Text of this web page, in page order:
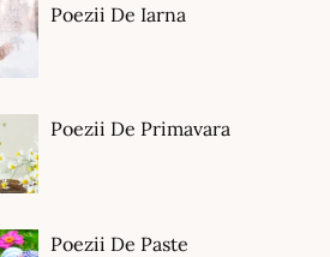
Poezii De Iarna
Poezii De Primavara
Poezii De Paste